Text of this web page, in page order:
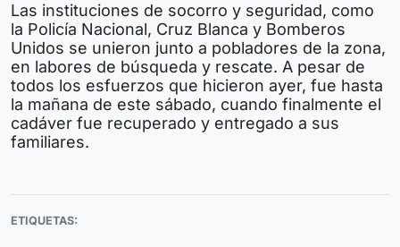
Las instituciones de socorro y seguridad, como
la Policía Nacional, Cruz Blanca y Bomberos
Unidos se unieron junto a pobladores de la zona,
en labores de búsqueda y rescate. A pesar de
todos los esfuerzos que hicieron ayer, fue hasta
la mañana de este sábado, cuando finalmente el
cadáver fue recuperado y entregado a sus
familiares.
ETIQUETAS: